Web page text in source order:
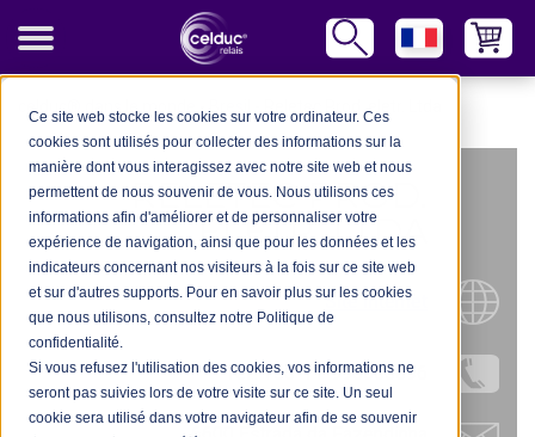
Ce site web stocke les cookies sur votre ordinateur. Ces
cookies sont utilisés pour collecter des informations sur la
manière dont vous interagissez avec notre site web et nous
permettent de nous souvenir de vous. Nous utilisons ces
informations afin d'améliorer et de personnaliser votre
expérience de navigation, ainsi que pour les données et les
indicateurs concernant nos visiteurs à la fois sur ce site web
et sur d'autres supports. Pour en savoir plus sur les cookies
que nous utilisons, consultez notre Politique de
confidentialité.
Si vous refusez l'utilisation des cookies, vos informations ne
seront pas suivies lors de votre visite sur ce site. Un seul
cookie sera utilisé dans votre navigateur afin de se souvenir
RELETEC PROD.
ELETR. LTDA
Site Internet
Tel.: +55-11-998505696